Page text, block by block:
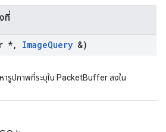
ที่
*, ImageQuery &)
ารูปภาพที่ระบุใน PacketBuffer ลงใน